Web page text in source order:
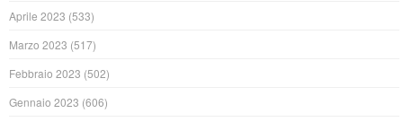
Aprile 2023 (533)
Marzo 2023 (517)
Febbraio 2023 (502)
Gennaio 2023 (606)